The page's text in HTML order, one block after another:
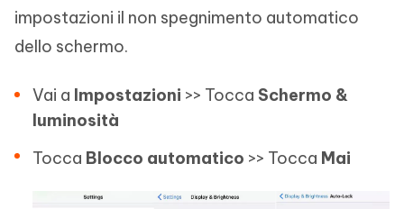
impostazioni il non spegnimento automatico
dello schermo.
Vai a Impostazioni >> Tocca Schermo &
luminosità
Tocca Blocco automatico >> Tocca Mai